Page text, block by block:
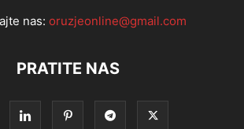
nas: oruzjeonline@gmail.com
PRATITE NAS